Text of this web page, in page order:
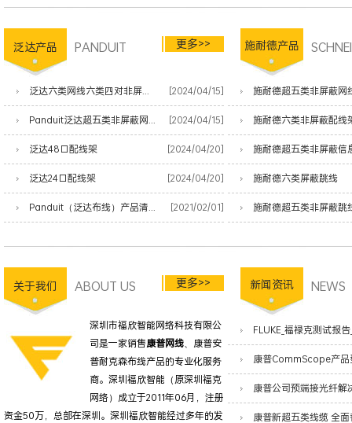
泛达产品 PANDUIT 更多>>
泛达六类网线六类四对非屏蔽双绞线 [2024/04/15]
Panduit泛达超五类非屏蔽网线 [2024/04/15]
泛达48口配线架 [2024/04/20]
泛达24口配线架 [2024/04/20]
Panduit（泛达布线）产品清单 [2021/02/01]
施耐德产品
施耐德超五类非屏蔽网
施耐德六类非屏蔽配线
施耐德超五类非屏蔽信
施耐德六类屏蔽跳线
施耐德超五类非屏蔽跳
关于我们 ABOUT US 更多>>
深圳市福欣智能网络科技有限公
司是一家销售康普网线、康普安
普耐克森布线产品的专业化服务
商。深圳福欣智能（原深圳福克
网络）成立于2011年06月，注册
资金50万，总部在深圳。深圳福欣智能经过多年的发
新闻资讯 NEWS